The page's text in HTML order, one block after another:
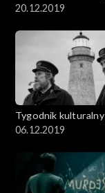
20.12.2019
Tygodnik kulturalny
06.12.2019